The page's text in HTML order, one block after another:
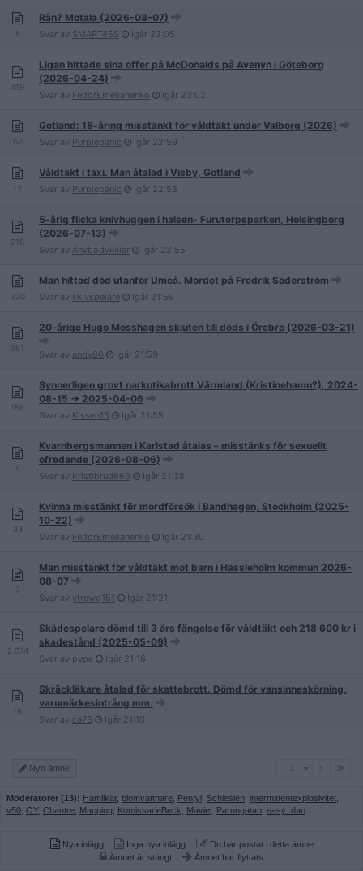
8
Rån? Motala (2026-08-07)
Svar av SMART4SS Igår 23:05
419
Ligan hittade sina offer på McDonalds på Avenyn i Göteborg
(2026-04-24)
Svar av FedorEmelianenko Igår 23:02
62
Gotland: 18-åring misstänkt för våldtäkt under Valborg (2026)
Svar av Purplepanic Igår 22:59
12
Våldtäkt i taxi. Man åtalad i Visby, Gotland
Svar av Purplepanic Igår 22:58
918
5-årig flicka knivhuggen i halsen- Furutorpsparken, Helsingborg
(2026-07-13)
Svar av Anybodykiller Igår 22:55
320
Man hittad död utanför Umeå. Mordet på Fredrik Söderström
Svar av skivspelare Igår 21:59
961
20-årige Hugo Mosshagen skjuten till döds i Örebro (2026-03-21)
Svar av andy86 Igår 21:59
188
Synnerligen grovt narkotikabrott Värmland (Kristinehamn?), 2024-
08-15 -> 2025-04-06
Svar av Kissen15 Igår 21:55
4
Kvarnbergsmannen i Karlstad åtalas – misstänks för sexuellt
ofredande (2026-08-06)
Svar av Kristibrud666 Igår 21:38
33
Kvinna misstänkt för mordförsök i Bandhagen, Stockholm (2025-
10-22)
Svar av FedorEmelianenko Igår 21:30
7
Man misstänkt för våldtäkt mot barn i Hässleholm kommun 2026-
08-07
Svar av ytrewq151 Igår 21:21
2 074
Skådespelare dömd till 3 års fängelse för våldtäkt och 218 600 kr i
skadestånd (2025-05-09)
Svar av pype Igår 21:16
16
Skräckläkare åtalad för skattebrott. Dömd för vansinneskörning,
varumärkesintrång mm.
Svar av ca78 Igår 21:16
Nytt ämne
Moderatorer (13): Hamilkar, blomvattnare Pentyl Schlesien intermittentexplosivitet
v50 OY, Chantre Mapping KomissarieBeck Maviel Parongatan easy_dan
Nya inlägg Inga nya inlägg
Du har postat i detta ämne
Ämnet är stängt
Ämnet har flyttats